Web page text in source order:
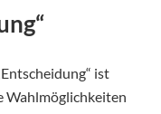
ist
Wahlmöglichkeiten